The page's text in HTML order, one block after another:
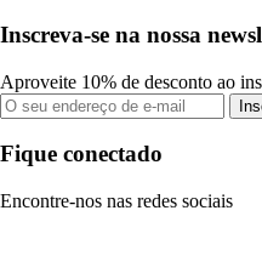
Inscreva-se na nossa
Aproveite 10% de desconto ao
Fique conectado
Encontre-nos nas redes sociais